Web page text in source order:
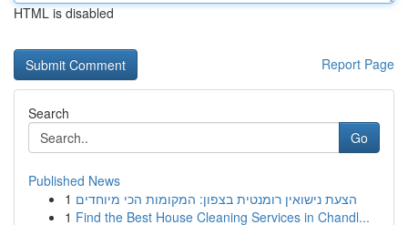
HTML is disabled
Report Page
Search
Go
Published News
1 הצעת נישואין רומנטית בצפון: המקומות הכי מיוחדים
1 Find the Best House Cleaning Services in Chandl...